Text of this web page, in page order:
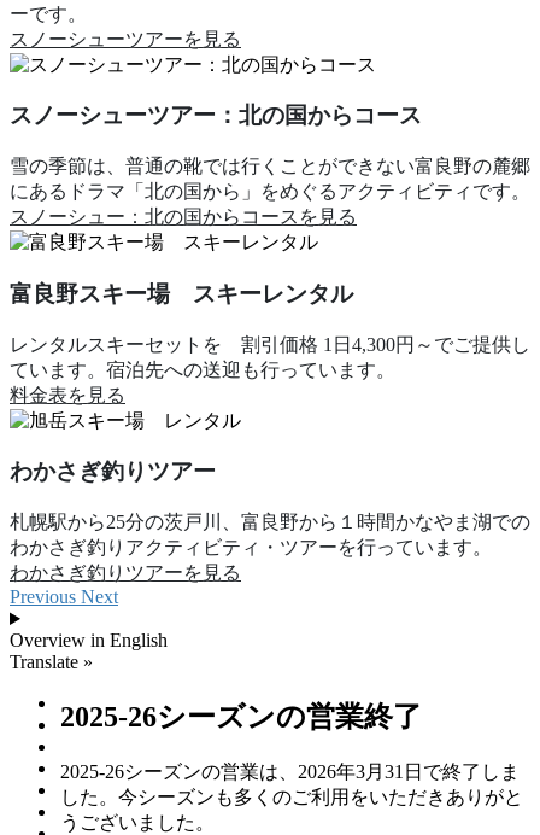
ーです。
スノーシューツアーを見る
スノーシューツアー：北の国からコース
雪の季節は、普通の靴では行くことができない富良野の麓郷
にあるドラマ「北の国から」をめぐるアクティビティです。
スノーシュー：北の国からコースを見る
富良野スキー場 スキーレンタル
レンタルスキーセットを 割引価格 1日4,300円～でご提供し
ています。宿泊先への送迎も行っています。
料金表を見る
わかさぎ釣りツアー
札幌駅から25分の茨戸川、富良野から１時間かなやま湖での
わかさぎ釣りアクティビティ・ツアーを行っています。
わかさぎ釣りツアーを見る
Previous Next
Overview in English
Translate »
2025-26シーズンの営業終了
2025-26シーズンの営業は、2026年3月31日で終了しま
した。今シーズンも多くのご利用をいただきありがと
うございました。